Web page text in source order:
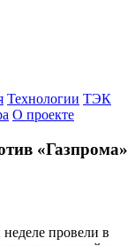
Технологии ТЭК
О проекте
«Газпрома»
провели в